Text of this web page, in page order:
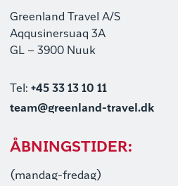
Greenland Travel A/S
Aqqusinersuaq 3A
GL – 3900 Nuuk
Tel: +45 33 13 10 11
team@greenland-travel.dk
ÅBNINGSTIDER:
(mandag-fredag)